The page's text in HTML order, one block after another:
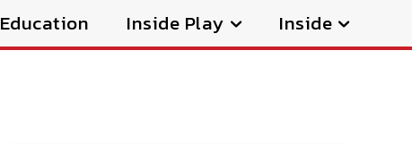
Education Inside Play Inside